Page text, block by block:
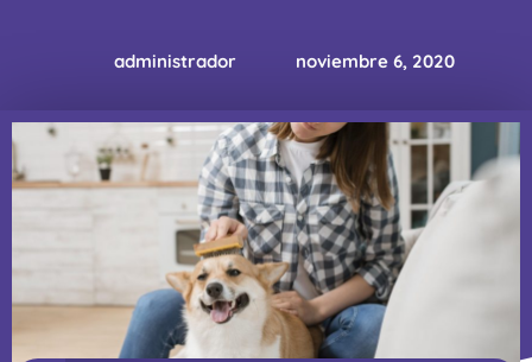
administrador noviembre 6, 2020